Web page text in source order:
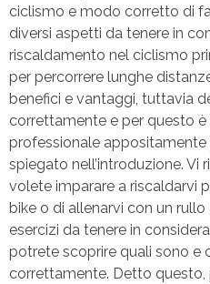
ciclismo e modo corretto di
diversi aspetti da tenere in
riscaldamento nel ciclismo
per percorrere lunghe
benefici e vantaggi, tuttavia
correttamente e per questo è
professionale
spiegato nell’introduzione. Vi
volete imparare a riscaldarvi
bike o di allenarvi con un
esercizi da tenere in
potrete scoprire quali sono e
correttamente. Detto questo,